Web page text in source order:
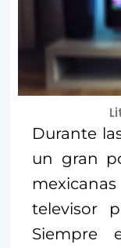
Durante
un gran
televisor
Siempre